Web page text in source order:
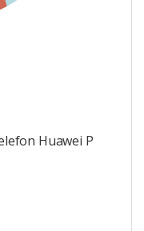
Huawei P